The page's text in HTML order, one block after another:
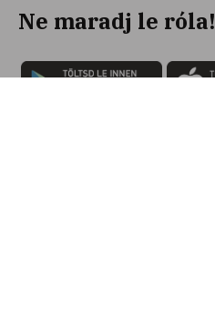
Ne maradj le róla!